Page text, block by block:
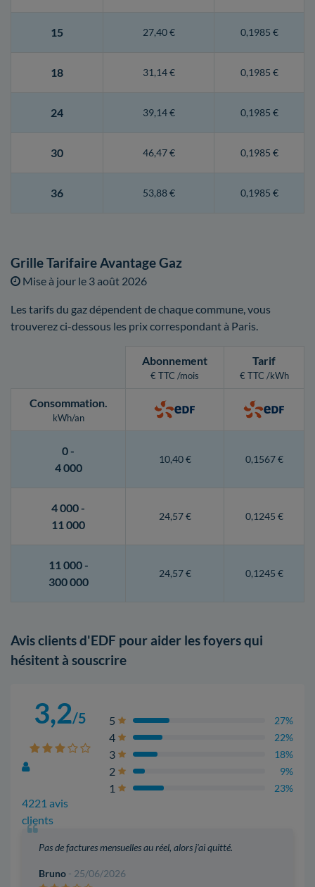
15 27,40 € 0,1985 €
18 31,14 € 0,1985 €
24 39,14 € 0,1985 €
30 46,47 € 0,1985 €
36 53,88 € 0,1985 €
Grille Tarifaire Avantage Gaz
Mise à jour le 3 août 2026
Les tarifs du gaz dépendent de chaque commune, vous
trouverez ci-dessous les prix correspondant à Paris.
Abonnement
€ TTC /mois
Tarif
€ TTC /kWh
Consommation.
kWh/an
0 -
4 000
10,40 € 0,1567 €
4 000 -
11 000
24,57 € 0,1245 €
11 000 -
300 000
24,57 € 0,1245 €
Avis clients d'EDF pour aider les foyers qui
hésitent à souscrire
3,2/5
4221 avis
clients
5 27%
4 22%
3 18%
2 9%
1 23%
Pas de factures mensuelles au réel, alors j'ai quitté.
Bruno - 25/06/2026